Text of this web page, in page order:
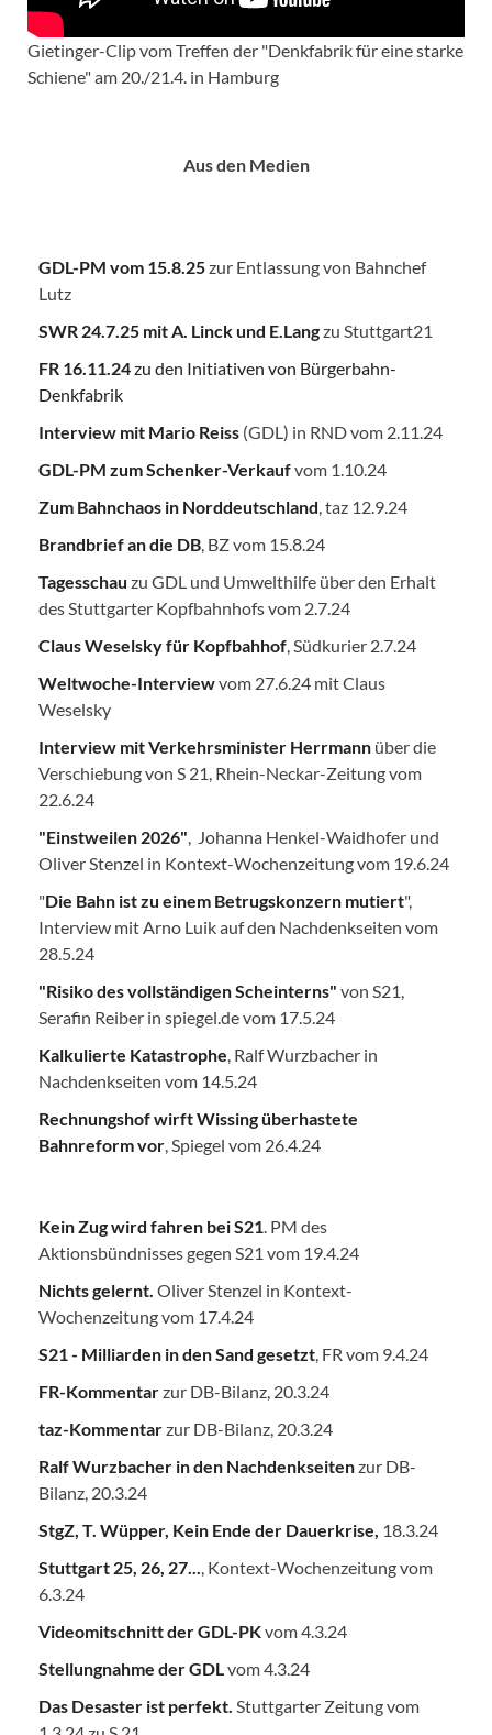
Gietinger-Clip vom Treffen der "Denkfabrik für eine starke
Schiene" am 20./21.4. in Hamburg
Aus den Medien
GDL-PM vom 15.8.25zur Entlassung von Bahnchef
Lutz
SWR 24.7.25 mit A. Linck und E.Langzu Stuttgart21
FR 16.11.24zu den Initiativen von Bürgerbahn-
Denkfabrik
Interview mit Mario Reiss (GDL) in RND vom 2.11.24
GDL-PM zum Schenker-Verkaufvom 1.10.24
Zum Bahnchaos in Norddeutschland , taz 12.9.24
Brandbrief an die DB , BZ vom 15.8.24
Tagesschau zu GDL und Umwelthilfe über den Erhalt
des Stuttgarter Kopfbahnhofs vom 2.7.24
Claus Weselsky für Kopfbahhof , Südkurier 2.7.24
Weltwoche-Interviewvom 27.6.24 mit Claus
Weselsky
Interview mit Verkehrsminister Herrmann über die
Verschiebung von S 21, Rhein-Neckar-Zeitung vom
22.6.24
"Einstweilen 2026" , Johanna Henkel-Waidhofer und
Oliver Stenzel in Kontext-Wochenzeitung vom 19.6.24
"Die Bahn ist zu einem Betrugskonzern mutiert",
Interview mit Arno Luik auf den Nachdenkseiten vom
28.5.24
"Risiko des vollständigen Scheinterns" von S21,
Serafin Reiber in spiegel.de vom 17.5.24
Kalkulierte Katastrophe , Ralf Wurzbacher in
Nachdenkseiten vom 14.5.24
Rechnungshof wirft Wissing überhastete
Bahnreform vor , Spiegel vom 26.4.24
Kein Zug wird fahren bei S21 . PM des
Aktionsbündnisses gegen S21 vom 19.4.24
Nichts gelernt. Oliver Stenzel in Kontext-
Wochenzeitung vom 17.4.24
S21 - Milliarden in den Sand gesetzt , FR vom 9.4.24
FR-Kommentarzur DB-Bilanz, 20.3.24
taz-Kommentarzur DB-Bilanz, 20.3.24
Ralf Wurzbacher in den Nachdenkseitenzur DB-
Bilanz, 20.3.24
StgZ, T. Wüpper, Kein Ende der Dauerkrise, 18.3.24
Stuttgart 25, 26, 27...
, Kontext-Wochenzeitung vom
6.3.24
Videomitschnitt der GDL-PKvom 4.3.24
Stellungnahme der GDL vom 4.3.24
Das Desaster ist perfekt. Stuttgarter Zeitung vom